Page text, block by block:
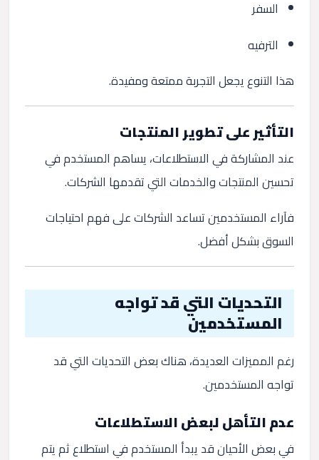
السفر
الترفيه
هذا التنوع يجعل التجربة ممتعة ومفيدة.
التأثير على تطوير المنتجات
عند المشاركة في الاستطلاعات، يساهم المستخدم في
تحسين المنتجات والخدمات التي تقدمها الشركات.
فآراء المستخدمين تساعد الشركات على فهم احتياجات
السوق بشكل أفضل.
التحديات التي قد تواجه
المستخدمين
رغم المميزات العديدة، هناك بعض التحديات التي قد
تواجه المستخدمين.
عدم التأهل لبعض الاستطلاعات
في بعض الأحيان قد يبدأ المستخدم في استطلاع ثم يتم